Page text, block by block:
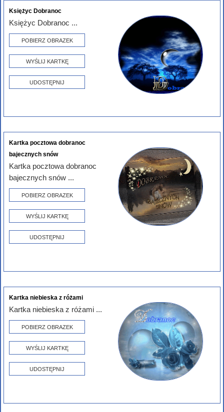
Księżyc Dobranoc
Księżyc Dobranoc ...
POBIERZ OBRAZEK
WYŚLIJ KARTKĘ
UDOSTĘPNIJ
Kartka pocztowa dobranoc
bajecznych snów
Kartka pocztowa dobranoc
bajecznych snów ...
POBIERZ OBRAZEK
WYŚLIJ KARTKĘ
UDOSTĘPNIJ
Kartka niebieska z różami
Kartka niebieska z różami ...
POBIERZ OBRAZEK
WYŚLIJ KARTKĘ
UDOSTĘPNIJ